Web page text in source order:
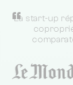
“
La start-up